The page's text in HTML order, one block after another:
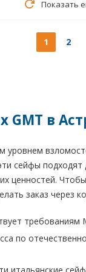
Показать
1 2
GMT в
сейфы
ценностей.
заказ через
по